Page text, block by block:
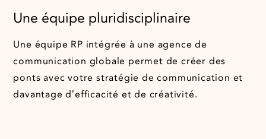
Une équipe pluridisciplinaire
Une équipe RP intégrée à une agence de
communication globale permet de créer des
ponts avec votre stratégie de communication et
davantage d’efficacité et de créativité.